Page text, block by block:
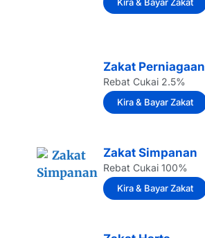
Zakat Perniagaan
Rebat Cukai 2.5%
Kira & Bayar Zakat
Zakat Simpanan
Rebat Cukai 100%
Kira & Bayar Zakat